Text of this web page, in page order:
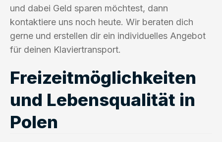
und dabei Geld sparen möchtest, dann
kontaktiere uns noch heute. Wir beraten dich
gerne und erstellen dir ein individuelles Angebot
für deinen Klaviertransport.
Freizeitmöglichkeiten
und Lebensqualität in
Polen